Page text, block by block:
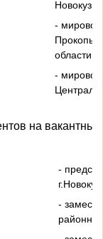
- мировой
области;
- мировой
на
-
-